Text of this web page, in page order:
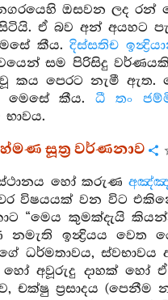
ඔසවන ලද
ඒ බව අන් අයහට
කීය.දිස්සතිච
සම පිරිසිදු
වූ කය පෙරට නැමී
මෙසේ කීය. ධී තං
සූත්‍ර වර්ණනාව
හෝ කරුණ
විෂයයක් වන විට
කුමක්දැයි
ඉන්‍ද්‍රියය වෙත
ධර්මතාවය,
අවූරුදු දාහක් හෝ
ප්‍රසාදය (පෙනීම